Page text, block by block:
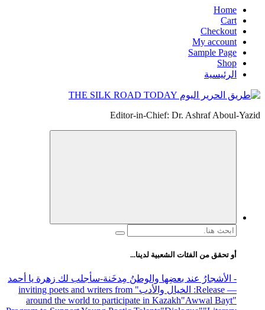
Home
Cart
Checkout
My account
Sample Page
Shop
الرئيسية
Editor-in-Chief: Dr. Ashraf Aboul-Yazid
البحث
أو تحقق من الفئات الشعبية لدينا...
- الأشجارُ عند بعضِها والوطنُ مِدخَنة-سأجلب لك زهرة يا أحمد
— Release
: الخيال والأدب
" inviting poets and writers from
around the world to participate in Kazakh"Awwal Bayt"